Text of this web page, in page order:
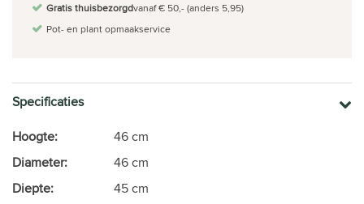
Gratis thuisbezorgdvanaf € 50,- (anders 5,95)
Pot- en plant opmaakservice
Specificaties
Hoogte:
46 cm
Diameter:
46 cm
Diepte:
45 cm